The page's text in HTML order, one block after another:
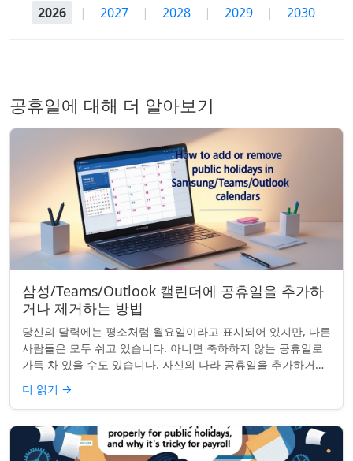
2026
| 2027 | 2028 | 2029 | 2030
공휴일에 대해 더 알아보기
삼성/Teams/Outlook 캘린더에 공휴일을 추가하
거나 제거하는 방법
당신의 달력에는 평소처럼 월요일이라고 표시되어 있지만, 다른
사람들은 모두 쉬고 있습니다. 아니면 축하하지 않는 공휴일로
가득 차 있을 수도 있습니다. 자신의 나라 공휴일을 추가하거나
원하지 않는 공휴일을 정리하려는...
더 읽기 →